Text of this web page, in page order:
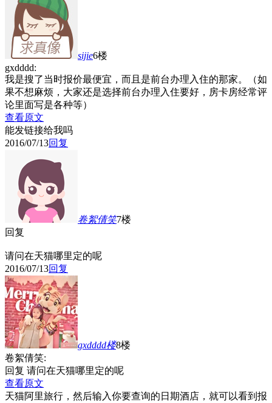
sijie6楼
gxdddd:
我是搜了当时报价最便宜，而且是前台办理入住的那家。（如
果不想麻烦，大家还是选择前台办理入住要好，房卡房经常评
论里面写是各种等）
查看原文
能发链接给我吗
2016/07/13回复
卷絮倩笑7楼
回复
请问在天猫哪里定的呢
2016/07/13回复
gxdddd楼8楼
卷絮倩笑:
回复 请问在天猫哪里定的呢
查看原文
天猫阿里旅行，然后输入你要查询的日期酒店，就可以看到报